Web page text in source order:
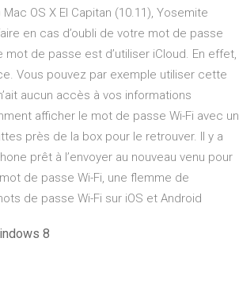
OS X El Capitan (10.11), Yosemite
en cas d’oubli de votre mot de passe
de passe est d’utiliser iCloud. En effet,
Vous pouvez par exemple utiliser cette
aucun accès à vos informations
afficher le mot de passe Wi-Fi avec un
près de la box pour le retrouver. Il y a
prêt à l’envoyer au nouveau venu pour
de passe Wi-Fi, une flemme de
de passe Wi-Fi sur iOS et Android
8